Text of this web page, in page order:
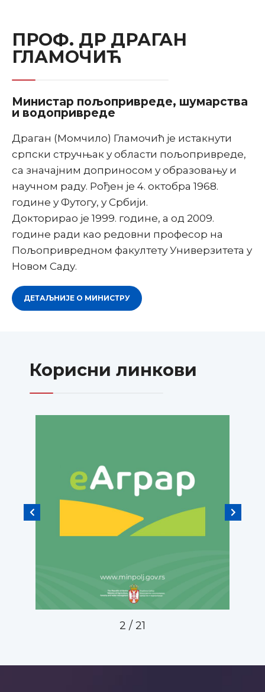
ПРОФ. ДР ДРАГАН
ГЛАМОЧИЋ
Министар пољопривреде, шумарства
и водопривреде
Драган (Момчило) Гламочић је истакнути
српски стручњак у области пољопривреде,
са значајним доприносом у образовању и
научном раду. Рођен је 4. октобра 1968.
године у Футогу, у Србији.
Докторирао је 1999. године, а од 2009.
године ради као редовни професор на
Пољопривредном факултету Универзитета у
Новом Саду.
ДЕТАЉНИЈЕ О МИНИСТРУ
Корисни линкови
2 / 21